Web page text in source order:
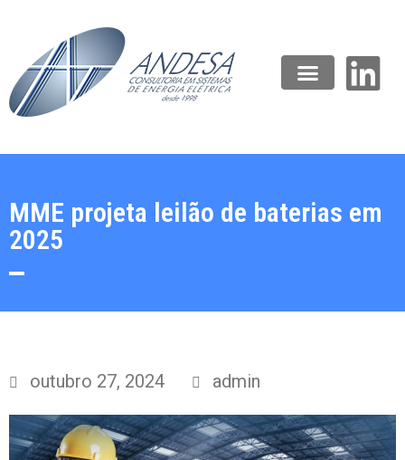
MME projeta leilão de baterias em
2025
outubro 27, 2024 admin